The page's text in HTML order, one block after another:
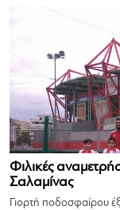
Φιλικές
Σαλαμίνας
Γιορτή ποδοσφαίρου